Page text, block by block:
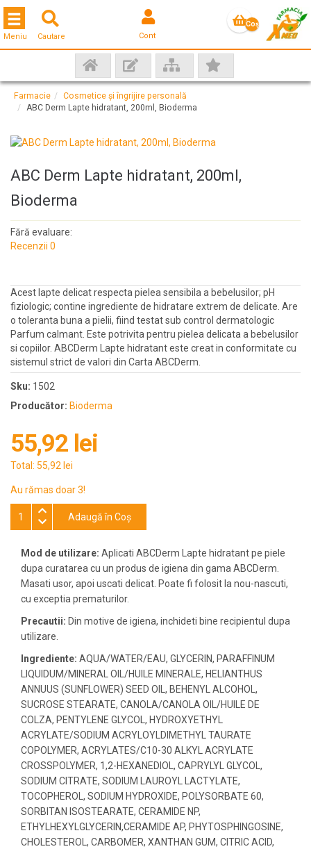
Cautare Cont
Coş
Toggle navigation
Meniu
Farmacie
Cosmetice și îngrijire personală
ABC Derm Lapte hidratant, 200ml, Bioderma
ABC Derm Lapte hidratant, 200ml,
Bioderma
Fără evaluare:
Recenzii 0
Acest lapte delicat respecta pielea sensibila a bebelusilor; pH
fiziologic; contine ingrediente de hidratare extrem de delicate. Are
o toleranta buna a pielii, fiind testat sub control dermatologic
Parfum calmant. Este potrivita pentru pielea delicata a bebelusilor
si copiilor. ABCDerm Lapte hidratant este creat in conformitate cu
sistemul strict de valori din Carta ABCDerm.
Sku: 1502
Producător: Bioderma
55,92 lei
Total: 55,92 lei
Au rămas doar 3!
Adaugă în Coş
Mod de utilizare: Aplicati ABCDerm Lapte hidratant pe piele
dupa curatarea cu un produs de igiena din gama ABCDerm.
Masati usor, apoi uscati delicat. Poate fi folosit la nou-nascuti,
cu exceptia prematurilor.
Precautii: Din motive de igiena, inchideti bine recipientul dupa
utilizare.
Ingrediente: AQUA/WATER/EAU, GLYCERIN, PARAFFINUM
LIQUIDUM/MINERAL OIL/HUILE MINERALE, HELIANTHUS
ANNUUS (SUNFLOWER) SEED OIL, BEHENYL ALCOHOL,
SUCROSE STEARATE, CANOLA/CANOLA OIL/HUILE DE
COLZA, PENTYLENE GLYCOL, HYDROXYETHYL
ACRYLATE/SODIUM ACRYLOYLDIMETHYL TAURATE
COPOLYMER, ACRYLATES/C10-30 ALKYL ACRYLATE
CROSSPOLYMER, 1,2-HEXANEDIOL, CAPRYLYL GLYCOL,
SODIUM CITRATE, SODIUM LAUROYL LACTYLATE,
TOCOPHEROL, SODIUM HYDROXIDE, POLYSORBATE 60,
SORBITAN ISOSTEARATE, CERAMIDE NP,
ETHYLHEXYLGLYCERIN,CERAMIDE AP, PHYTOSPHINGOSINE,
CHOLESTEROL, CARBOMER, XANTHAN GUM, CITRIC ACID,